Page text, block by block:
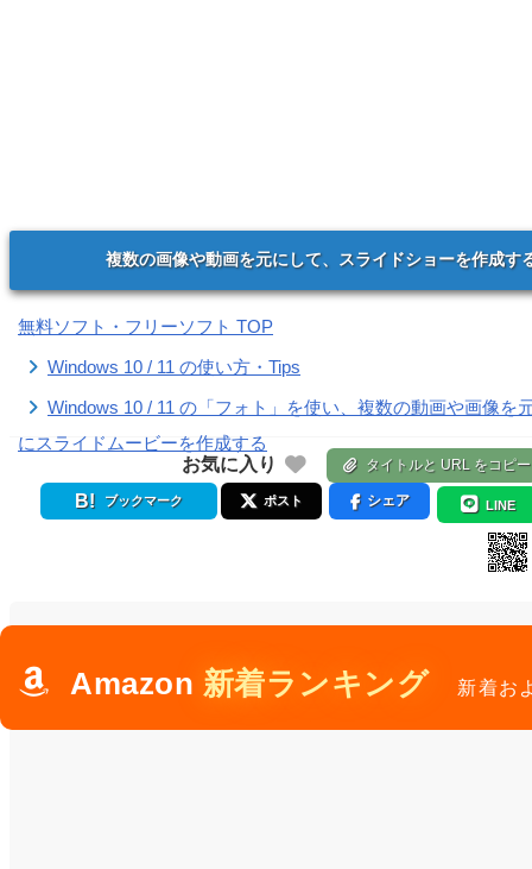
複数の画像や動画を元にして、スライドショーを作成す
無料ソフト・フリーソフト TOP
Windows 10 / 11 の使い方・Tips
Windows 10 / 11 の「フォト」を使い、複数の動画や画像を
にスライドムービーを作成する
お気に入り
タイトルと URL をコピー
ブックマーク ポスト シェア LINE
Amazon 新着ランキング 新着お